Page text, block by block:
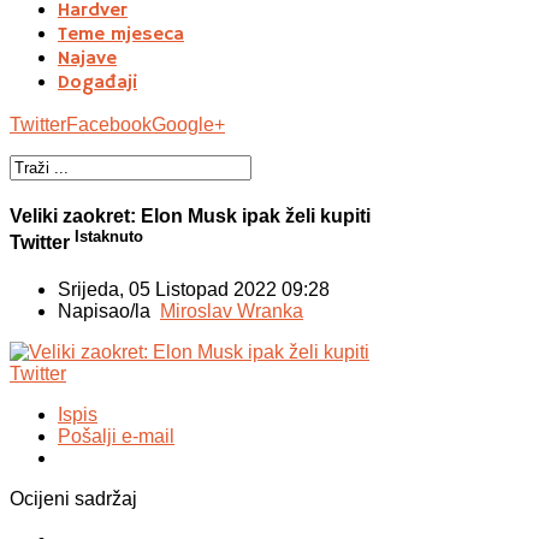
Hardver
Teme mjeseca
Najave
Događaji
TwitterFacebookGoogle+
Veliki zaokret: Elon Musk ipak želi kupiti
Twitter Istaknuto
Srijeda, 05 Listopad 2022 09:28
Napisao/la Miroslav Wranka
Ispis
Pošalji e-mail
Ocijeni sadržaj